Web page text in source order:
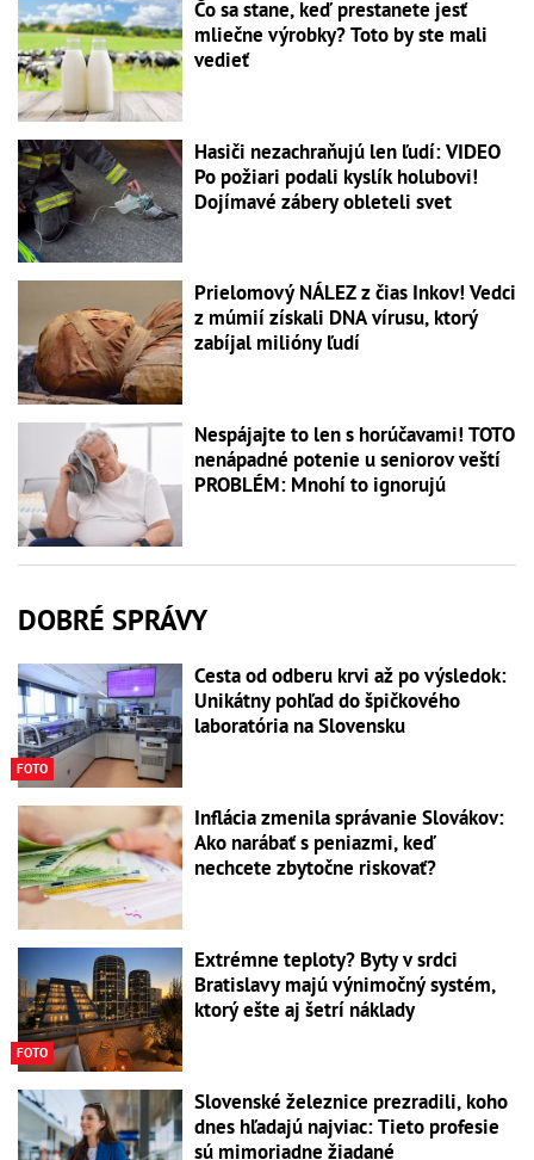
Čo sa stane, keď prestanete jesť
mliečne výrobky? Toto by ste mali
vedieť
Hasiči nezachraňujú len ľudí: VIDEO
Po požiari podali kyslík holubovi!
Dojímavé zábery obleteli svet
Prielomový NÁLEZ z čias Inkov! Vedci
z múmií získali DNA vírusu, ktorý
zabíjal milióny ľudí
Nespájajte to len s horúčavami! TOTO
nenápadné potenie u seniorov veští
PROBLÉM: Mnohí to ignorujú
DOBRÉ SPRÁVY
FOTO
Cesta od odberu krvi až po výsledok:
Unikátny pohľad do špičkového
laboratória na Slovensku
Inflácia zmenila správanie Slovákov:
Ako narábať s peniazmi, keď
nechcete zbytočne riskovať?
FOTO
Extrémne teploty? Byty v srdci
Bratislavy majú výnimočný systém,
ktorý ešte aj šetrí náklady
Slovenské železnice prezradili, koho
dnes hľadajú najviac: Tieto profesie
sú mimoriadne žiadané